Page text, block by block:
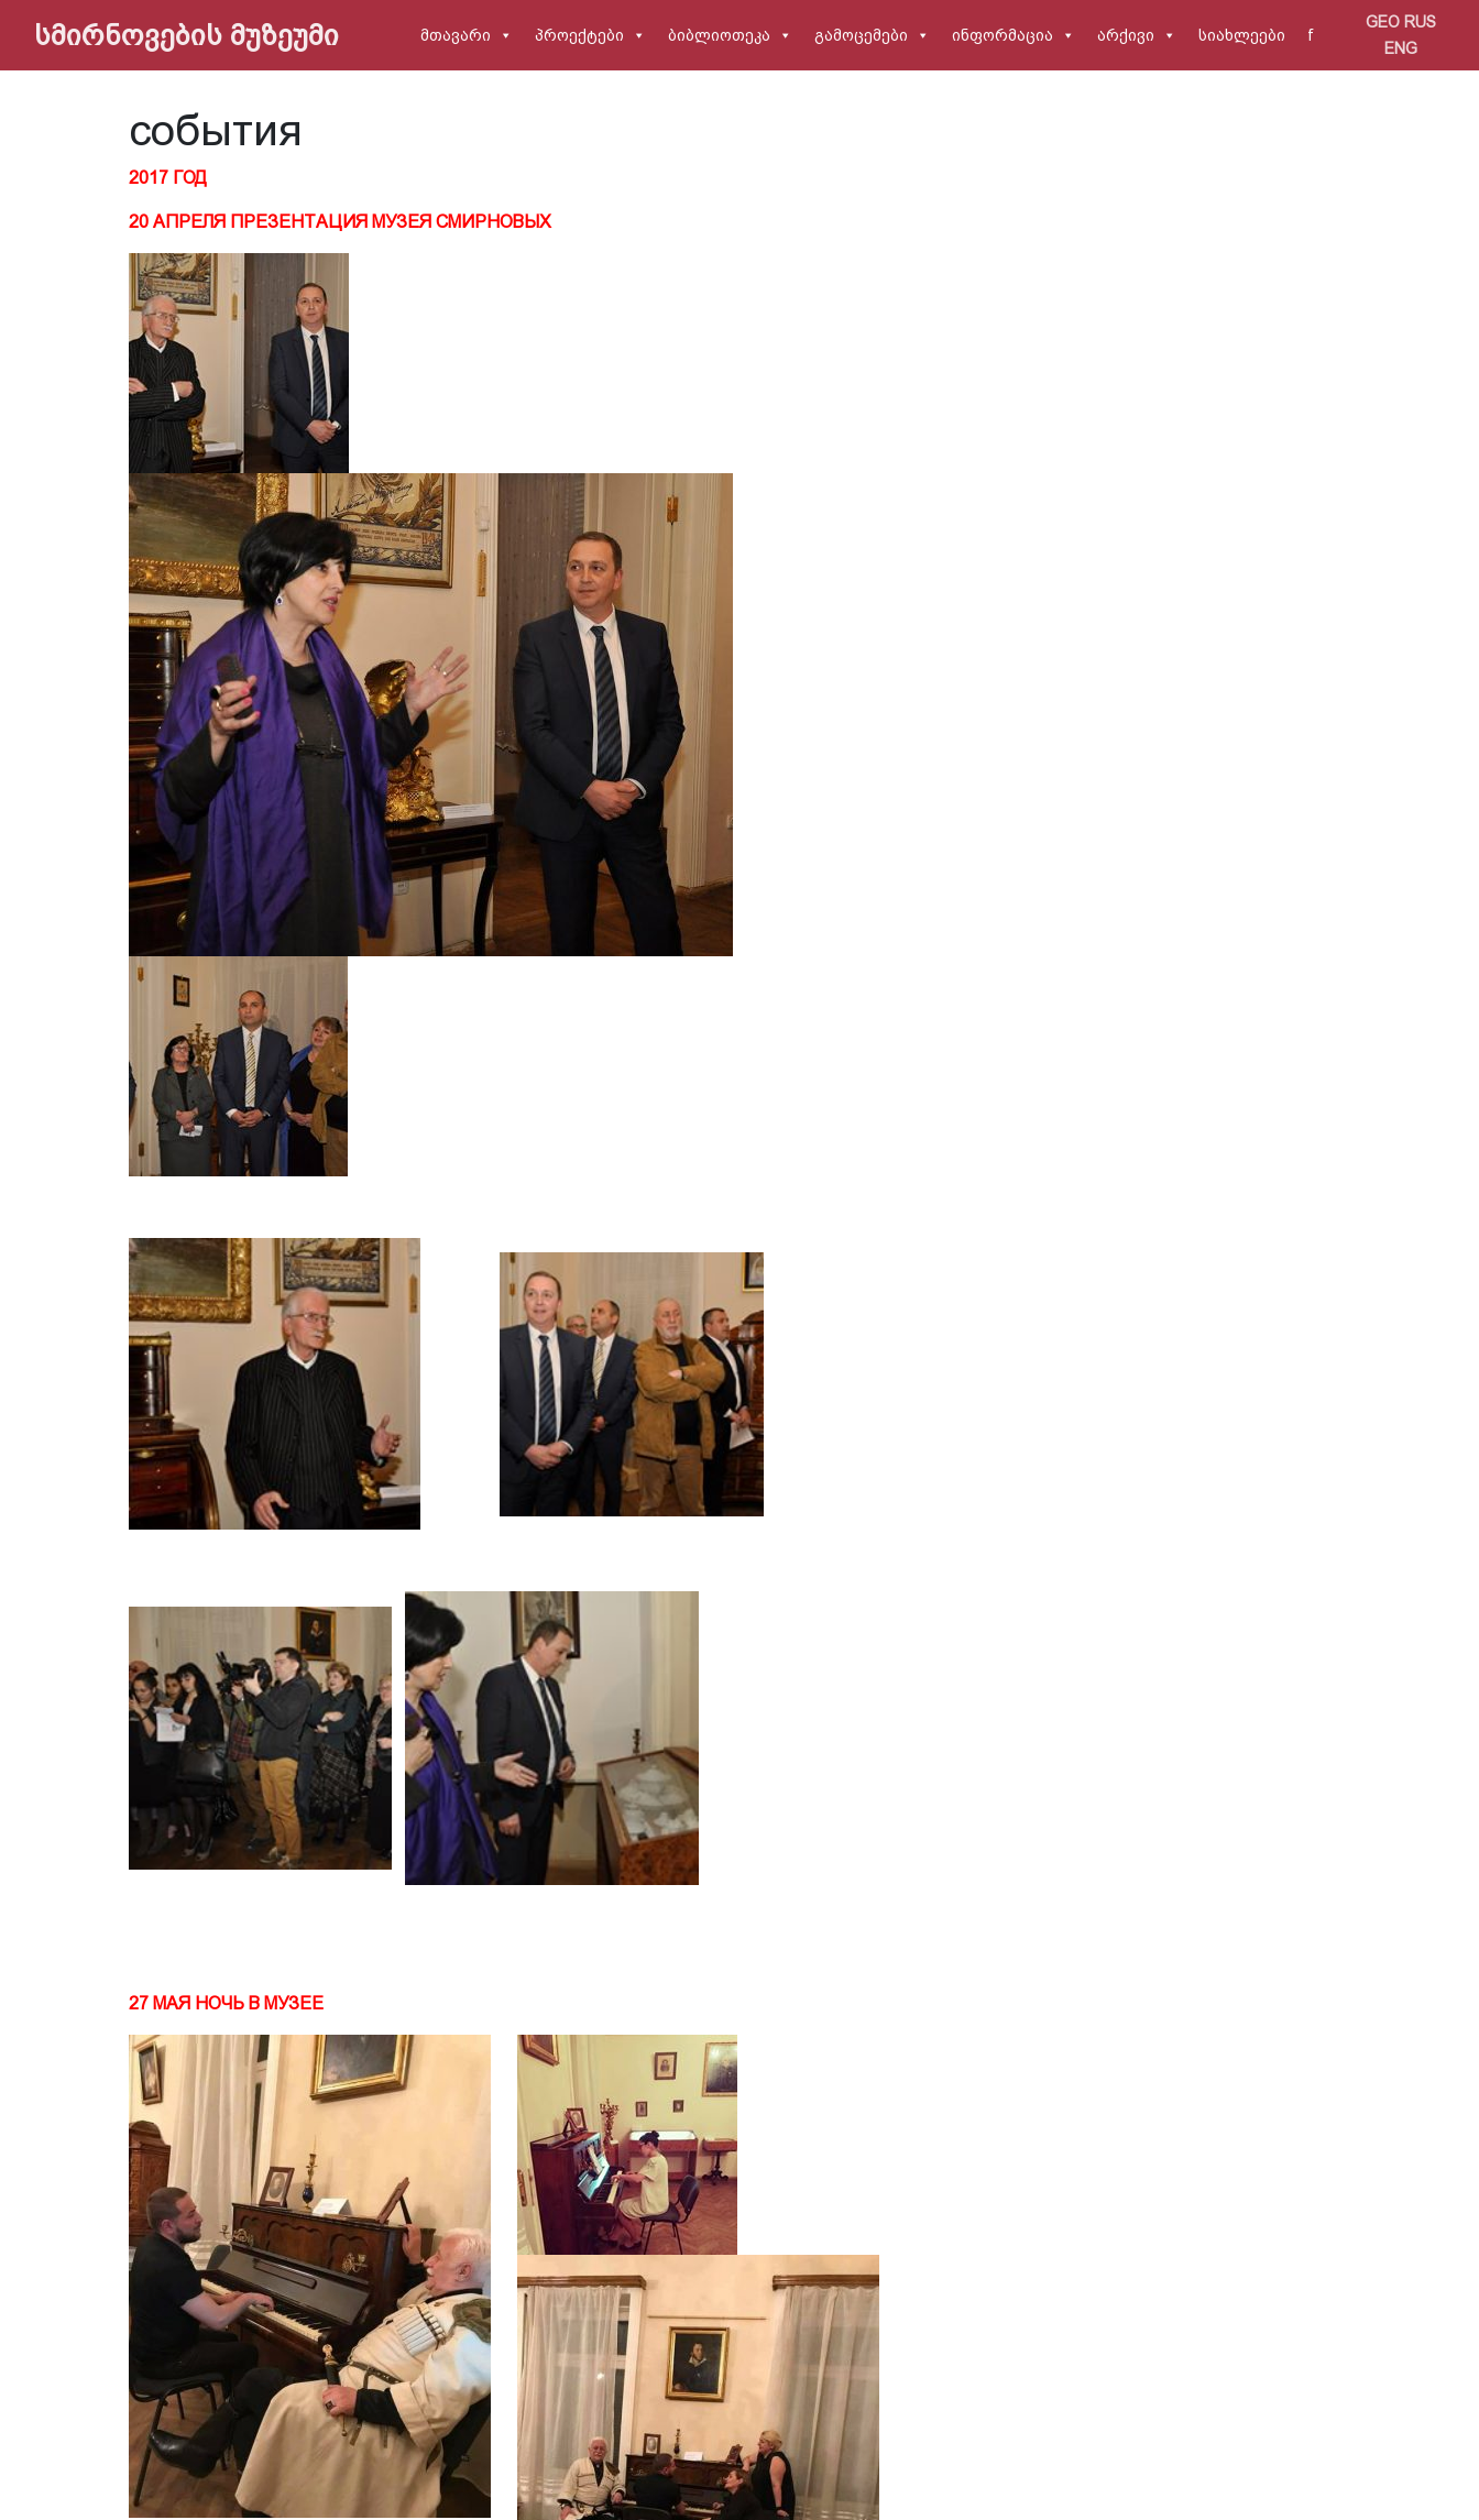
სმირნოვების მუზეუმი მთავარი პროექტები ბიბლიოთეკა გამოცემები ინფორმაცია არქივი სიახლეები f
GEO RUS
ENG
события
2017 ГОД
20 АПРЕЛЯ ПРЕЗЕНТАЦИЯ МУЗЕЯ СМИРНОВЫХ
27 МАЯ НОЧЬ В МУЗЕЕ